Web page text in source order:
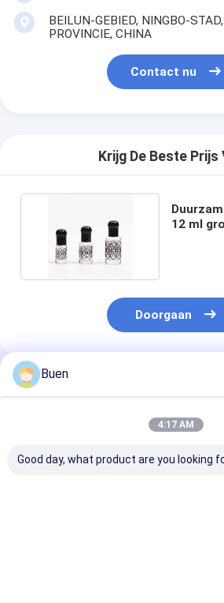
BEILUN-GEBIED, NINGBO-
PROVINCIE, CHINA
Contact nu
Krijg De Beste Prijs
12 ml
Doorgaan
Geadviseerde Producten
Buen
4:17 AM
Good day, what product are you looking